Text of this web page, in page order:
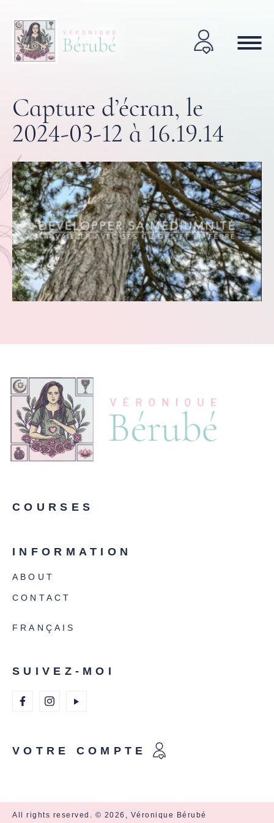
Capture d’écran, le
2024-03-12 à 16.19.14
COURSES
INFORMATION
ABOUT
CONTACT
FRANÇAIS
SUIVEZ-MOI
VOTRE COMPTE
All rights reserved. © 2026, Véronique Bérubé